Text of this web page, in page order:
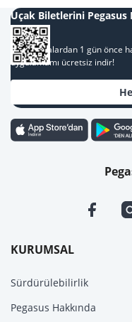
KURUMSAL
Sürdürülebilirlik
Pegasus Hakkında
Uçak Biletlerini Pegasus
Al
Kampanyalardan 1 gün önce
uygulamamı ücretsiz indir!